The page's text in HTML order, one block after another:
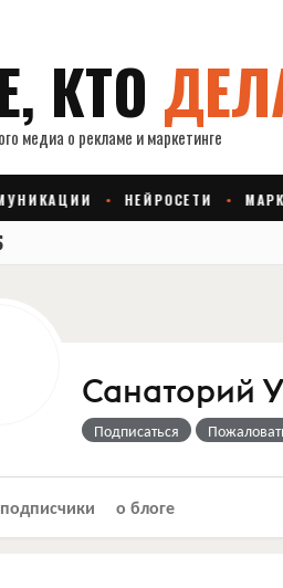
Санаторий
Подписаться
подписчики о блоге